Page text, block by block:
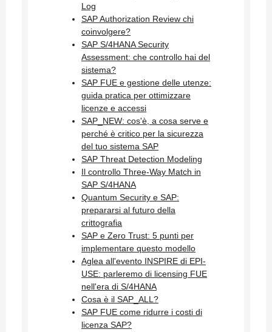
Log
SAP Authorization Review chi
coinvolgere?
SAP S/4HANA Security
Assessment: che controllo hai del
sistema?
SAP FUE e gestione delle utenze:
guida pratica per ottimizzare
licenze e accessi
SAP_NEW: cos'è, a cosa serve e
perché è critico per la sicurezza
del tuo sistema SAP
SAP Threat Detection Modeling
Il controllo Three-Way Match in
SAP S/4HANA
Quantum Security e SAP:
prepararsi al futuro della
crittografia
SAP e Zero Trust: 5 punti per
implementare questo modello
Aglea all'evento INSPIRE di EPI-
USE: parleremo di licensing FUE
nell'era di S/4HANA
Cosa è il SAP_ALL?
SAP FUE come ridurre i costi di
licenza SAP?